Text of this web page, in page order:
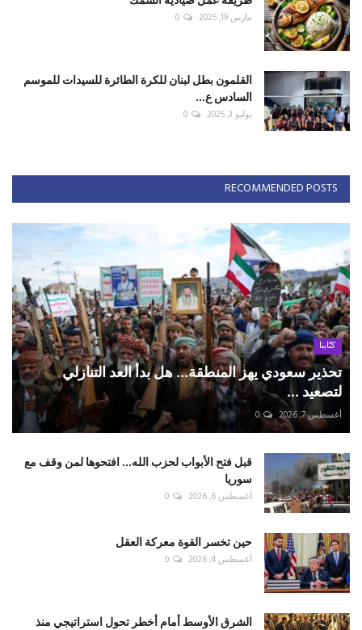
مارس 19, 2025 0
القلمون بطل لبنان للكرة الطائرة للسيدات للموسم
السادس ع...
يوليو 3, 2025 0
RECOMMENDED POSTS
كتّابنا
تحذير سعودي يهز المنطقة... هل بدأ العد التنازلي
لتصعيد ...
أغسطس 7, 2026 0
قبل فتح الأبواب لحزب الله... افتحوها لمن وقف مع
سوريا
أغسطس 6, 2026 0
حين تخسر القوة معركة العقل
أغسطس 4, 2026 0
الشرق الأوسط أمام أخطر تحول استراتيجي منذ